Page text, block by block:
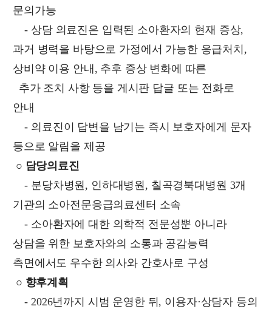
문의가능
- 상담 의료진은 입력된 소아환자의 현재 증상,
과거 병력을 바탕으로 가정에서 가능한 응급처치,
상비약 이용 안내, 추후 증상 변화에 따른
추가 조치 사항 등을 게시판 답글 또는 전화로
안내
- 의료진이 답변을 남기는 즉시 보호자에게 문자
등으로 알림을 제공
○ 담당의료진
- 분당차병원, 인하대병원, 칠곡경북대병원 3개
기관의 소아전문응급의료센터 소속
- 소아환자에 대한 의학적 전문성뿐 아니라
상담을 위한 보호자와의 소통과 공감능력
측면에서도 우수한 의사와 간호사로 구성
○ 향후계획
- 2026년까지 시범 운영한 뒤, 이용자·상담자 등의